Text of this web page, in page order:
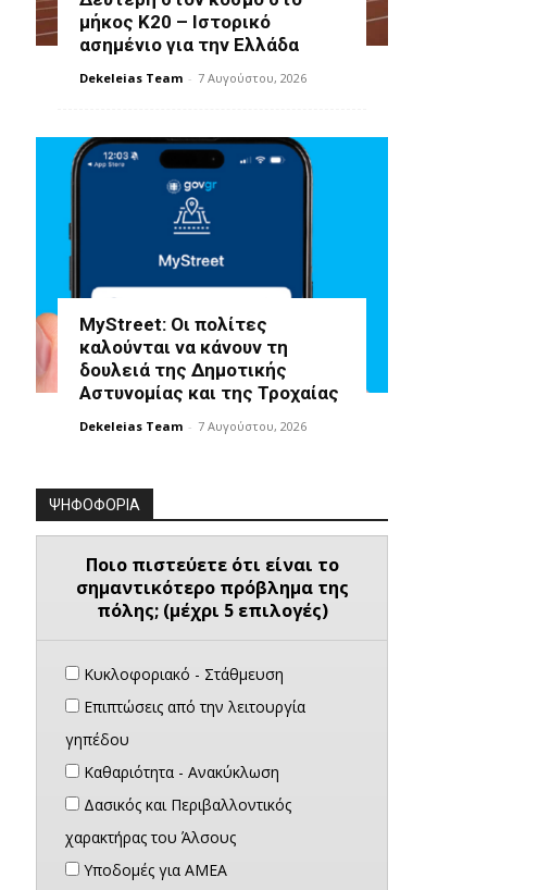
μήκος Κ20 – Ιστορικό
ασημένιο για την Ελλάδα
Dekeleias Team - 7 Αυγούστου, 2026
MyStreet: Οι πολίτες
καλούνται να κάνουν τη
δουλειά της Δημοτικής
Αστυνομίας και της Τροχαίας
Dekeleias Team - 7 Αυγούστου, 2026
ΨΗΦΟΦΟΡΙΑ
Ποιο πιστεύετε ότι είναι το
σημαντικότερο πρόβλημα της
πόλης; (μέχρι 5 επιλογές)
Κυκλοφοριακό - Στάθμευση
Επιπτώσεις από την λειτουργία
γηπέδου
Καθαριότητα - Ανακύκλωση
Δασικός και Περιβαλλοντικός
χαρακτήρας του Άλσους
Υποδομές για ΑΜΕΑ